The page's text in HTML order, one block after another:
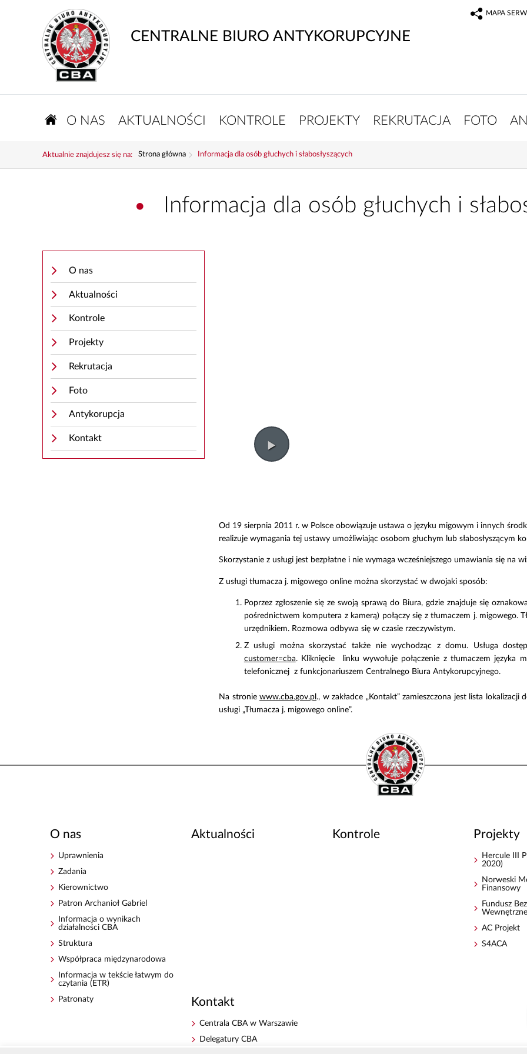
CENTRALNE BIURO ANTYKORUPCYJNE
MAPA
O NAS AKTUALNOŚCI KONTROLE PROJEKTY REKRUTACJA FOTO
Aktualnie znajdujesz się na: Strona główna Informacja dla osób głuchych i słabosłyszących
Informacja dla osób głuchych i
O nas
Aktualności
Kontrole
Projekty
Rekrutacja
Foto
Antykorupcja
Kontakt
Od 19 sierpnia 2011 r. w Polsce obowiązuje ustawa o języku migowym i innych
realizuje wymagania tej ustawy umożliwiając osobom głuchym lub słabosłyszącym
Skorzystanie z usługi jest bezpłatne i nie wymaga wcześniejszego umawiania się na
Z usługi tłumacza j. migowego online można skorzystać w dwojaki sposób:
Poprzez zgłoszenie się ze swoją sprawą do Biura, gdzie znajduje się
pośrednictwem komputera z kamerą) połączy się z tłumaczem j. migowego.
urzędnikiem. Rozmowa odbywa się w czasie rzeczywistym.
Z usługi można skorzystać także nie wychodząc z domu. Usługa
customer=cba. Kliknięcie linku wywołuje połączenie z tłumaczem języka
telefonicznej z funkcjonariuszem Centralnego Biura Antykorupcyjnego.
Na stronie www.cba.gov.pl ., w zakładce „Kontakt” zamieszczona jest lista
usługi „Tłumacza j. migowego online”.
O nas
Uprawnienia
Zadania
Kierownictwo
Patron Archanioł Gabriel
Informacja o wynikach
działalności CBA
Struktura
Współpraca międzynarodowa
Informacja w tekście łatwym do
czytania (ETR)
Patronaty
Aktualności Kontrole Projekty
Hercule III
2020)
Norweski
Finansowy
Fundusz
AC Projekt
S4ACA
Kontakt
Centrala CBA w Warszawie
Delegatury CBA